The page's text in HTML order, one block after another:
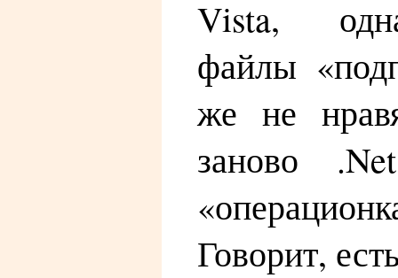
Vista,
файлы
же не
заново
Говорит,